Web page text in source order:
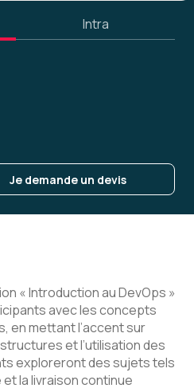
Intra
Je demande un devis
« Introduction au DevOps »
avec les concepts
en mettant l’accent sur
et l’utilisation des
exploreront des sujets tels
la livraison continue